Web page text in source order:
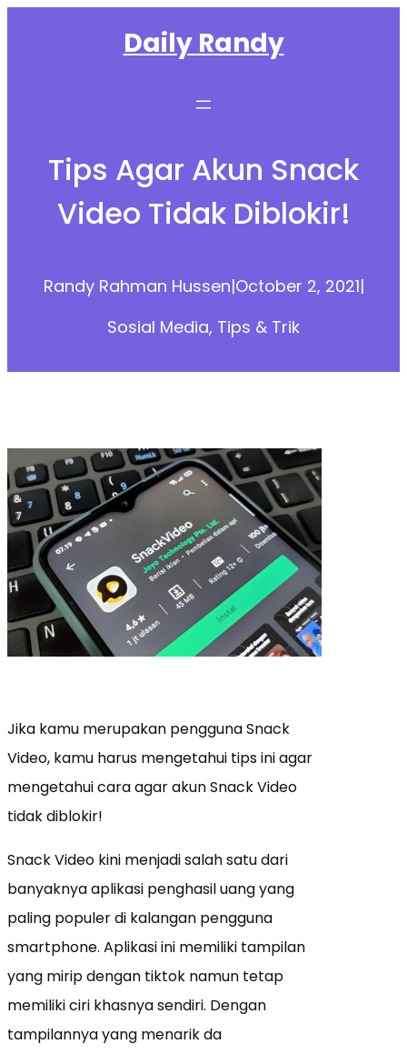
Daily Randy
Tips Agar Akun Snack
Video Tidak Diblokir!
Randy Rahman Hussen|October 2, 2021|
Sosial Media, Tips & Trik
Jika kamu merupakan pengguna Snack
Video, kamu harus mengetahui tips ini agar
mengetahui cara agar akun Snack Video
tidak diblokir!
Snack Video kini menjadi salah satu dari
banyaknya aplikasi penghasil uang yang
paling populer di kalangan pengguna
smartphone. Aplikasi ini memiliki tampilan
yang mirip dengan tiktok namun tetap
memiliki ciri khasnya sendiri. Dengan
tampilannya yang menarik da